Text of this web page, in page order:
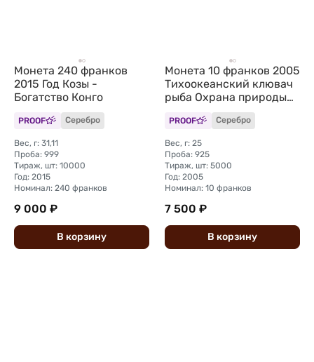
Монета 240 франков
2015 Год Козы -
Богатство Конго
PROOF Серебро
Вес, г: 31,11
Проба: 999
Тираж, шт: 10000
Год: 2015
Номинал: 240 франков
9 000 ₽
В корзину
Монета 10 франков 2005
Тихоокеанский клювач
рыба Охрана природы
PROOF Серебро
Вес, г: 25
Проба: 925
Тираж, шт: 5000
Год: 2005
Номинал: 10 франков
7 500 ₽
В корзину